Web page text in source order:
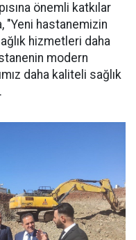
önemli katkılar
"Yeni hastanemizin
hizmetleri daha
modern
daha kaliteli sağlık